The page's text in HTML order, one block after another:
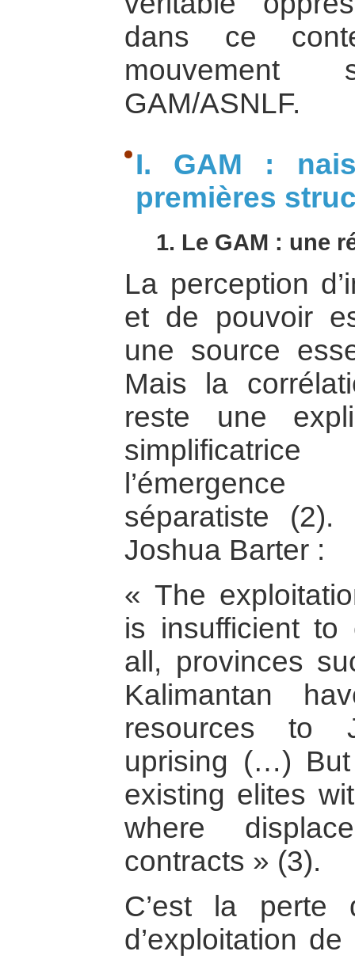
dans ce
mouvement
GAM/ASNLF.
I. GAM :
premières
1. Le GAM : une
La perception
et de pouvoir
une source
Mais la
reste une
simplificatrice
séparatiste (2).
Joshua Barter :
« The
is insufficient to
all, provinces
Kalimantan
resources to
uprising (…)
existing elites
where
contracts » (3).
C’est la perte
d’exploitation